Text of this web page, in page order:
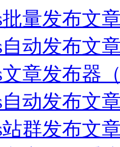
批量发布文
自动发布文
文章发布器
自动发布文
站群发布文